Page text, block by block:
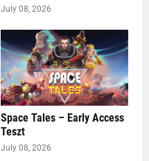
July 08, 2026
Space Tales – Early Access
Teszt
July 08, 2026